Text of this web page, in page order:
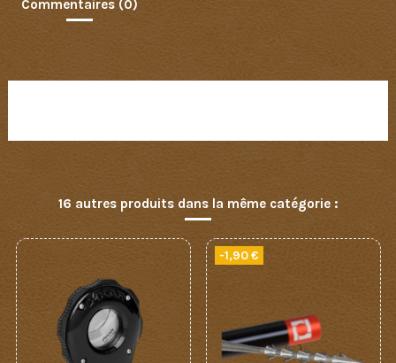
Commentaires (0)
16 autres produits dans la même catégorie :
-1,90 €